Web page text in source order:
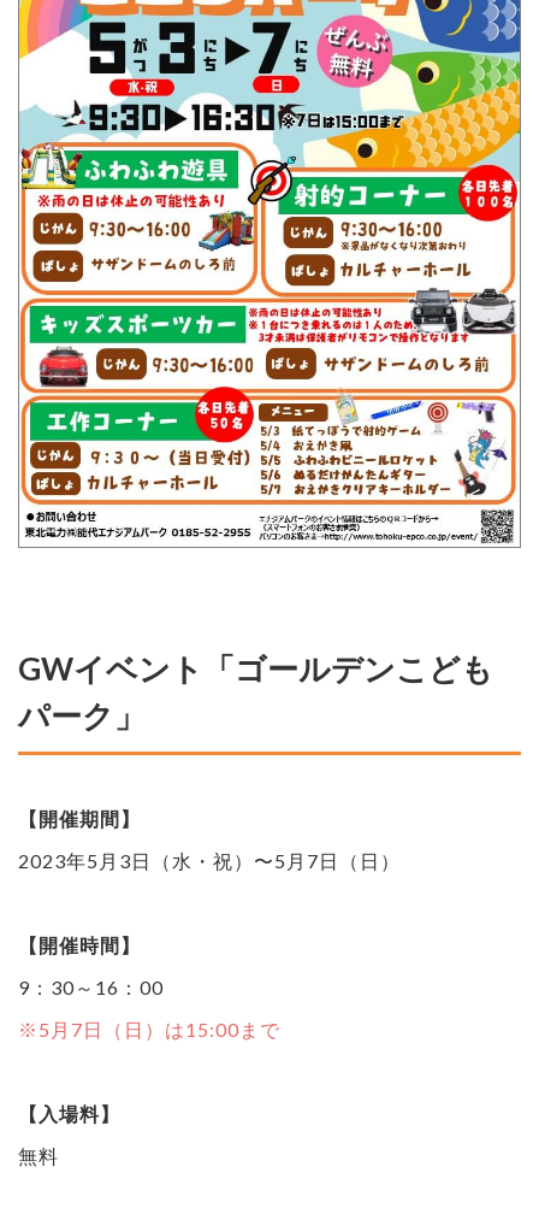
GWイベント「ゴールデンこども
パーク」
【開催期間】
2023年5月3日（水・祝）〜5月7日（日）
【開催時間】
9：30～16：00
※5月7日（日）は15:00まで
【入場料】
無料